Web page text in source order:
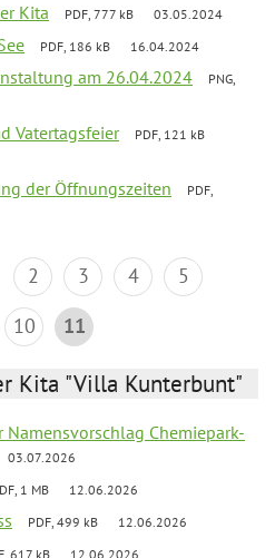
Kita PDF, 777 kB 03.05.2024
PDF, 186 kB 16.04.2024
am 26.04.2024
PNG,
Vatertagsfeier
PDF, 121 kB
der Öffnungszeiten
PDF,
2 3 4
5
10 11
Kita "Villa Kunterbunt"
Chemiepark-
03.07.2026
1 MB 12.06.2026
PDF, 499 kB 12.06.2026
617 kB 12.06.2026